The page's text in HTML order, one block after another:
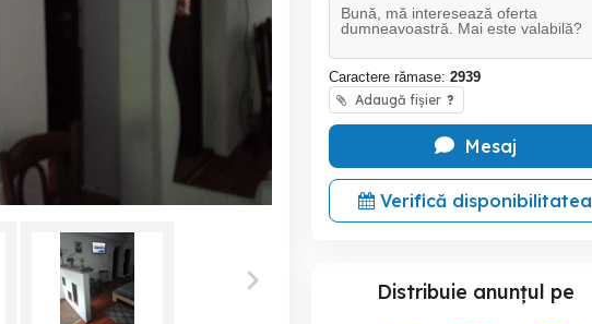
Caractere rămase: 2939
Adaugă fișier ?
Mesaj
Verifică disponibilitatea
Distribuie anunțul pe